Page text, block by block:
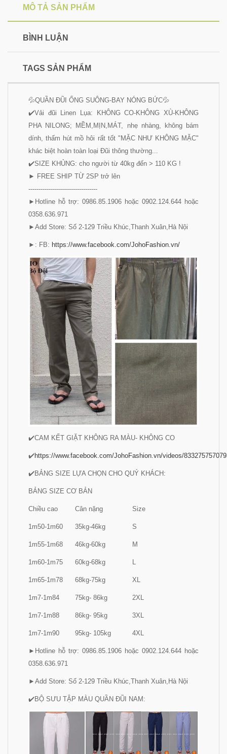
MÔ TẢ SẢN PHẨM
BÌNH LUẬN
TAGS SẢN PHẨM
💦QUẦN ĐŨI ỐNG SUÔNG-BAY NÓNG BỨC💦
✔️Vải đũi Linen Lụa: KHÔNG CO-KHÔNG XÙ-KHÔNG
PHA NILONG; MỀM,MỊN,MÁT, nhẹ nhàng, không bám
dính, thấm hút mồ hôi rất tốt "MẶC NHƯ KHÔNG MẶC"
khác biệt hoàn toàn loại Đũi thông thường...
✔️SIZE KHỦNG: cho người từ 40kg đến > 110 KG !
► FREE SHIP TỪ 2SP trở lên
----------------------------------
►Hotline hỗ trợ: 0986.85.1906 hoặc 0902.124.644 hoặc
0358.636.971
►Add Store: Số 2-129 Triều Khúc,Thanh Xuân,Hà Nội
►: FB: https://www.facebook.com/JohoFashion.vn/
✔️CAM KẾT GIẶT KHÔNG RA MÀU- KHÔNG CO
✔️https://www.facebook.com/JohoFashion.vn/videos/
✔️BẢNG SIZE LỰA CHỌN CHO QUÝ KHÁCH:
BẢNG SIZE CƠ BẢN
Chiều cao Cân nặng Size
1m50-1m60 35kg-46kg S
1m55-1m68 46kg-60kg M
1m60-1m75 60kg-68kg
1m65-1m78 68kg-75kg XL
1m7-1m84 75kg- 86kg 2XL
1m7-1m88 86kg- 95kg 3XL
1m7-1m90 95kg- 105kg 4XL
►Hotline hỗ trợ: 0986.85.1906 hoặc 0902.124.644 hoặc
0358.636.971
►Add Store: Số 2-129 Triều Khúc,Thanh Xuân,Hà Nội
✔️BỘ SƯU TẬP MÀU QUẦN ĐŨI NAM: